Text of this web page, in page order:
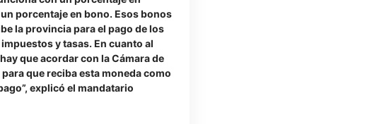
porcentaje en bono. Esos bonos
la provincia para el pago de los
y tasas. En cuanto al
que acordar con la Cámara de
que reciba esta moneda como
explicó el mandatario